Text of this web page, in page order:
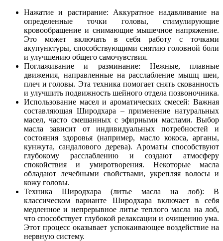
Нажатие и растирание: Аккуратное надавливание на
определенные точки головы, стимулирующие
кровообращение и снимающие мышечное напряжение.
Это может включать в себя работу с точками
акупунктуры, способствующими снятию головной боли
и улучшению общего самочувствия.
Поглаживание и разминание: Нежные, плавные
движения, направленные на расслабление мышц шеи,
плеч и головы. Эта техника помогает снять скованность
и улучшить подвижность шейного отдела позвоночника.
Использование масел и ароматических смесей: Важная
составляющая Широдхара – применение натуральных
масел, часто смешанных с эфирными маслами. Выбор
масла зависит от индивидуальных потребностей и
состояния здоровья (например, масло кокоса, арганы,
кунжута, сандалового дерева). Ароматы способствуют
глубокому расслаблению и создают атмосферу
спокойствия и умиротворения. Некоторые масла
обладают лечебными свойствами, укрепляя волосы и
кожу головы.
Техника Широдхара (литье масла на лоб): В
классическом варианте Широдхара включает в себя
медленное и непрерывное литье теплого масла на лоб,
что способствует глубокой релаксации и очищению ума.
Этот процесс оказывает успокаивающее воздействие на
нервную систему.